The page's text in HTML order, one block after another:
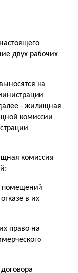
настоящего
двух рабочих
на
- жилищная
комиссии
комиссия
помещений
в их
право на